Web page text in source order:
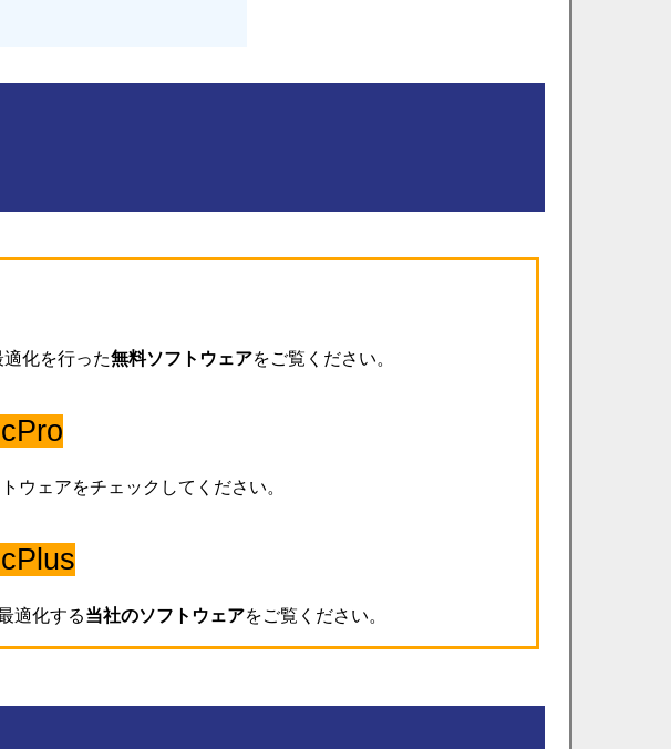
適化を行った無料ソフトウェアをご覧ください。
ウェアをチェックしてください。
適化する当社のソフトウェアをご覧ください。